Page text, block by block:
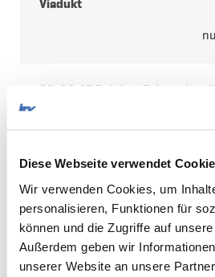
Diese Webseite verwendet
Wir verwenden Cookies, um
personalisieren, Funktionen für
können und die Zugriffe auf
Außerdem geben wir
unserer Website an unsere
Viadukt
24-06-15 Belgien_Fahrverbot
24-06-10 Belgien - Neue
2024